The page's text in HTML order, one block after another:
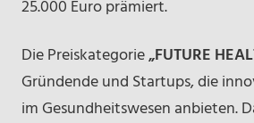
25.000 Euro prämiert.
Die Preiskategorie„FUTURE
Gründende und Startups, die
im Gesundheitswesen anbieten.